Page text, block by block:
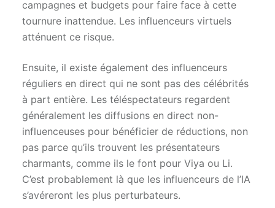
campagnes et budgets pour faire face à cette
tournure inattendue. Les influenceurs virtuels
atténuent ce risque.
Ensuite, il existe également des influenceurs
réguliers en direct qui ne sont pas des célébrités
à part entière. Les téléspectateurs regardent
généralement les diffusions en direct non-
influenceuses pour bénéficier de réductions, non
pas parce qu’ils trouvent les présentateurs
charmants, comme ils le font pour Viya ou Li.
C’est probablement là que les influenceurs de l’IA
s’avéreront les plus perturbateurs.